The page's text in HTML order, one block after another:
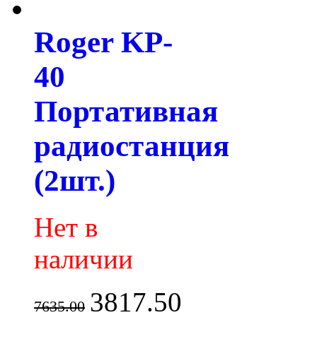
Roger KP-
40
Портативная
радиостанция
(2шт.)
Нет в
наличии
7635.00 3817.50